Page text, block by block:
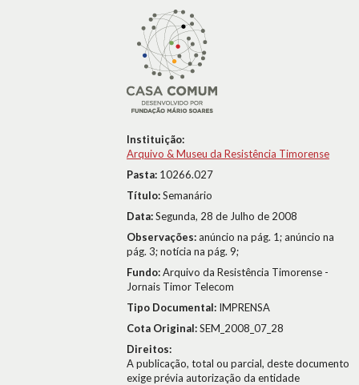
Instituição:
Arquivo & Museu da Resistência Timorense
Pasta: 10266.027
Título:Semanário
Data:Segunda, 28 de Julho de 2008
Observações:anúncio na pág. 1; anúncio na
pág. 3; notícia na pág. 9;
Fundo:Arquivo da Resistência Timorense -
Jornais Timor Telecom
Tipo Documental: IMPRENSA
Cota Original:SEM_2008_07_28
Direitos:
A publicação, total ou parcial, deste documento
exige prévia autorização da entidade